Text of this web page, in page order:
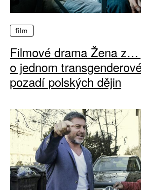
film
Filmové drama Žena
o jednom
pozadí polských dějin